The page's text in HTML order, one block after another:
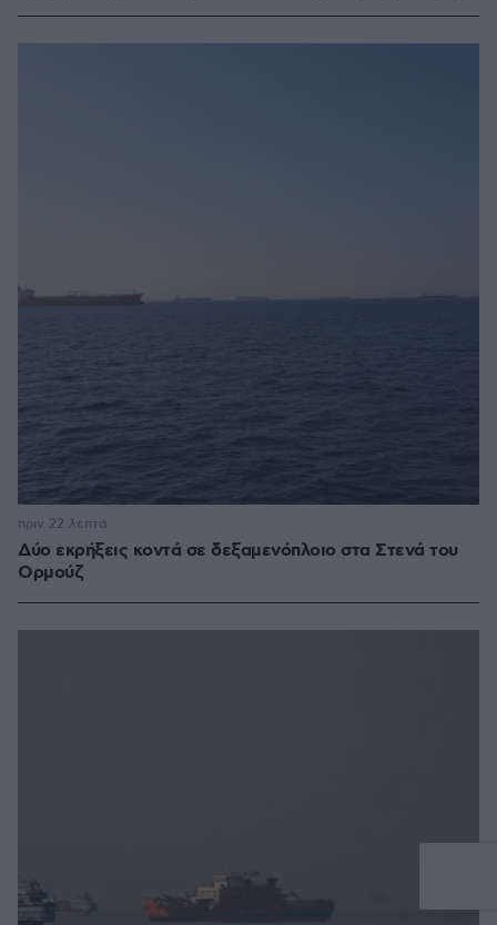
Δύο εκρήξεις κοντά σε δεξαμενόπλοιο στα Στενά του
Ορμούζ
πριν 22 λεπτά